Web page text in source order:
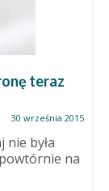
teraz
30 września 2015
nie była
na